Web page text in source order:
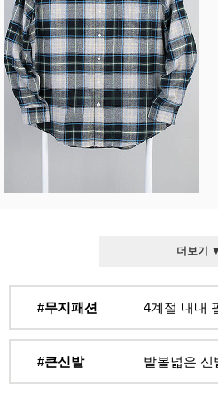
더보기
#무지패션 4계절 내내
#큰신발 발볼넓은 신